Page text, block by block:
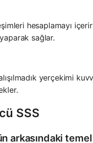
hesaplamayı
sağlar.
yerçekimi
SSS
arkasındaki